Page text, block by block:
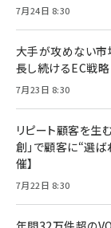
7月24日 8:30
大手が攻めない市
長し続けるEC戦略
7月23日 8:30
リピート顧客を生
創」で顧客に“選
催】
7月22日 8:30